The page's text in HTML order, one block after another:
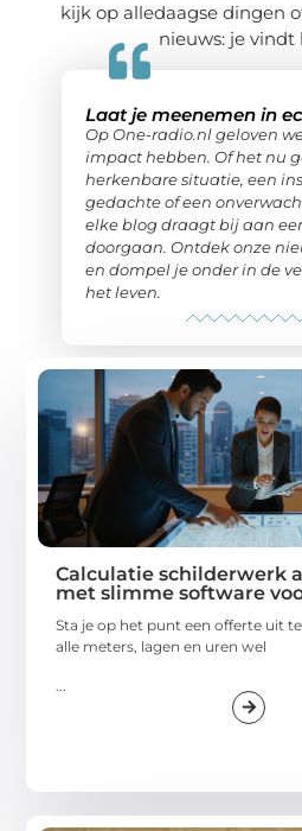
kijk op alledaagse dingen
nieuws: je vindt
Laat je meenemen in
Op One-radio.nl geloven
impact hebben. Of het nu
herkenbare situatie, een
gedachte of een
elke blog draagt bij aan
doorgaan. Ontdek onze
en dompel je onder in de
het leven.
Calculatie schilderwerk
met slimme software
Sta je op het punt een offerte uit
alle meters, lagen en uren wel